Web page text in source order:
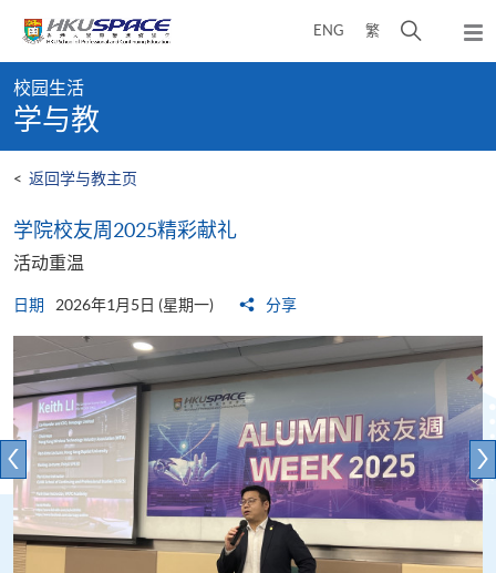
content
ENG 繁
开
弹
出
content
start
校园生活
学与教
< 返回学与教主页
​​学院校友周2025精彩献礼​
活动重温
日期 2026年1月5日 (星期一) 分享